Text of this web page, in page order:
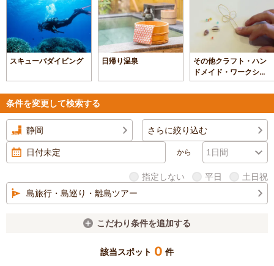
スキューバダイビング 日帰り温泉
その他クラフト・ハン
ドメイド・ワークショ
ップ
条件を変更して検索する
静岡 さらに絞り込む
から
指定しない 平日 土日祝
島旅行・島巡り・離島ツアー
こだわり条件を追加する
該当スポット 0 件